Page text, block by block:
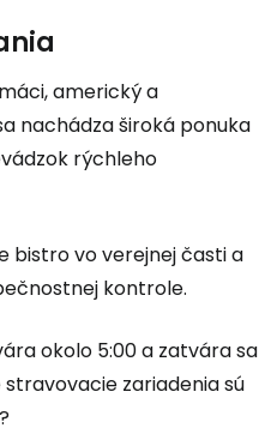
americký a
nachádza široká ponuka
rýchleho
bistro vo verejnej časti a
kontrole.
okolo 5:00 a zatvára sa
stravovacie zariadenia sú